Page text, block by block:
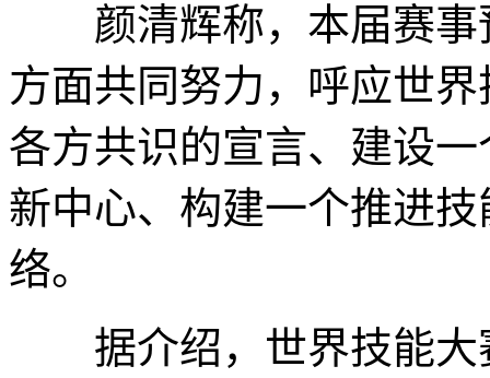
颜清辉称，本届赛事
方面共同努力，呼应世
各方共识的宣言、建设
新中心、构建一个推进
络。
据介绍，世界技能大